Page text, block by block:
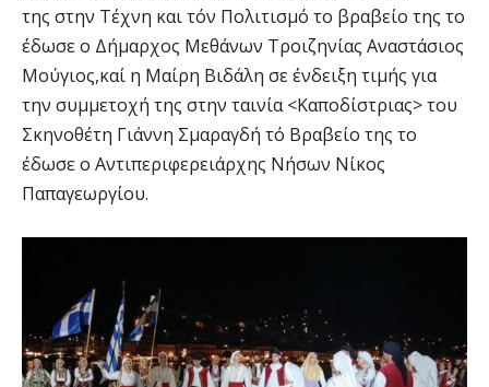
της στην Τέχνη και τόν Πολιτισμό το βραβείο της το
έδωσε ο Δήμαρχος Μεθάνων Τροιζηνίας Αναστάσιος
Μούγιος,καί η Μαίρη Βιδάλη σε ένδειξη τιμής για
την συμμετοχή της στην ταινία <Καποδίστριας> του
Σκηνοθέτη Γιάννη Σμαραγδή τό Βραβείο της το
έδωσε ο Αντιπεριφερειάρχης Νήσων Νίκος
Παπαγεωργίου.